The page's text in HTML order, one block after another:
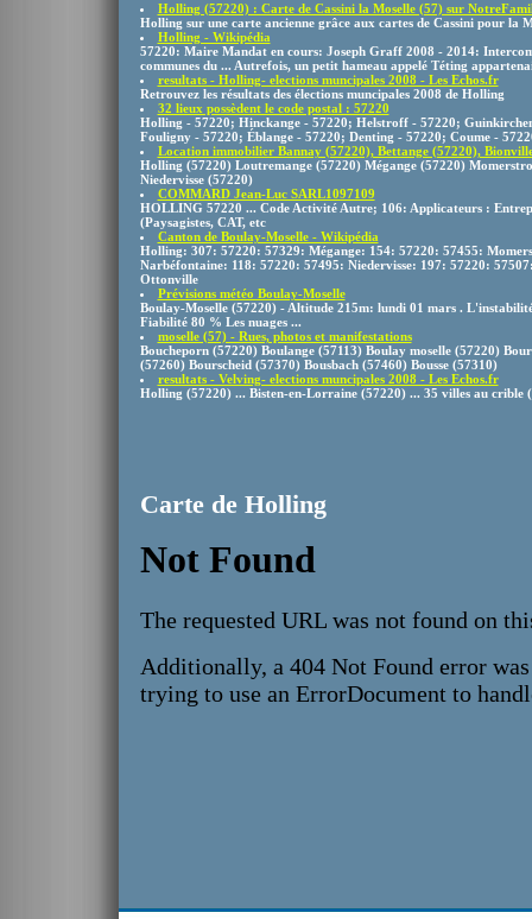
Holling (57220) : Carte de Cassini la Moselle (57) sur
Holling sur une carte ancienne grâce aux cartes de Cassini pour la
Holling - Wikipédia
57220: Maire Mandat en cours: Joseph Graff 2008 - 2014:
communes du ... Autrefois, un petit hameau appelé Téting
resultats - Holling- elections muncipales 2008 - Les Echos.fr
Retrouvez les résultats des élections muncipales 2008 de Holling
32 lieux possèdent le code postal : 57220
Holling - 57220; Hinckange - 57220; Helstroff - 57220;
Fouligny - 57220; Éblange - 57220; Denting - 57220; Coume -
Location immobilier Bannay (57220), Bettange (57220),
Holling (57220) Loutremange (57220) Mégange (57220)
Niedervisse (57220)
COMMARD Jean-Luc SARL1097109
HOLLING 57220 ... Code Activité Autre; 106: Applicateurs :
(Paysagistes, CAT, etc
Canton de Boulay-Moselle - Wikipédia
Holling: 307: 57220: 57329: Mégange: 154: 57220: 57455:
Narbéfontaine: 118: 57220: 57495: Niedervisse: 197: 57220:
Ottonville
Prévisions météo Boulay-Moselle
Boulay-Moselle (57220) - Altitude 215m: lundi 01 mars .
Fiabilité 80 % Les nuages ...
moselle (57) - Rues, photos et manifestations
Boucheporn (57220) Boulange (57113) Boulay moselle (57220)
(57260) Bourscheid (57370) Bousbach (57460) Bousse (57310)
resultats - Velving- elections muncipales 2008 - Les Echos.fr
Holling (57220) ... Bisten-en-Lorraine (57220) ... 35 villes au crible
Carte de Holling